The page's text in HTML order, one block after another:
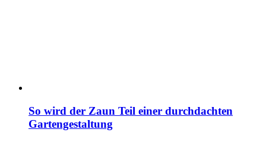
So wird der Zaun Teil einer durchdachten
Gartengestaltung